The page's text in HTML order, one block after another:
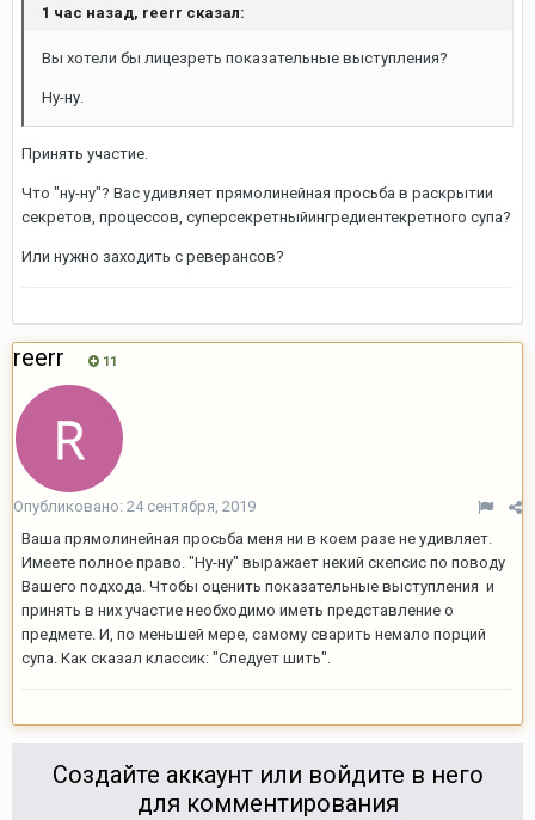
1 час назад, reerr сказал:
Вы хотели бы лицезреть показательные выступления?
Ну-ну.
Принять участие.
Что "ну-ну"? Вас удивляет прямолинейная просьба в раскрытии
секретов, процессов, суперсекретныйингредиентекретного супа?
Или нужно заходить с реверансов?
reerr 11
Опубликовано: 24 сентября, 2019
Ваша прямолинейная просьба меня ни в коем разе не удивляет.
Имеете полное право. "Ну-ну" выражает некий скепсис по поводу
Вашего подхода. Чтобы оценить показательные выступления и
принять в них участие необходимо иметь представление о
предмете. И, по меньшей мере, самому сварить немало порций
супа. Как сказал классик: "Следует шить".
Создайте аккаунт или войдите в него
для комментирования